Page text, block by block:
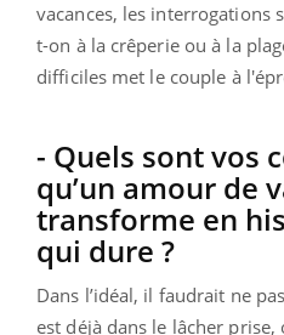
vacances, les interrogations
t-on à la crêperie ou à la
difficiles met le couple à
- Quels sont vos
qu’un amour de
transforme en
qui dure ?
Dans l’idéal, il faudrait ne
est déjà dans le lâcher